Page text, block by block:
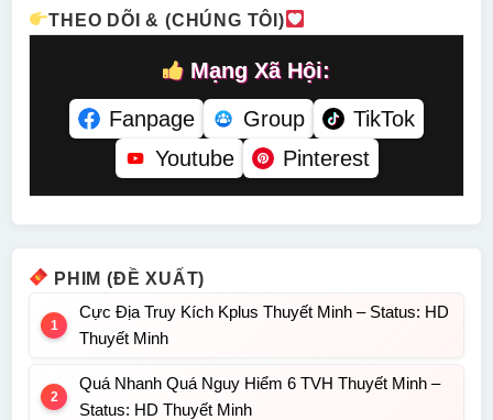
THEO DÕI & (CHÚNG TÔI)
Mạng Xã Hội:
Fanpage
Group
TikTok
Youtube
Pinterest
PHIM (ĐỀ XUẤT)
Cực Địa Truy Kích Kplus Thuyết Minh – Status: HD
Thuyết Minh
Quá Nhanh Quá Nguy Hiểm 6 TVH Thuyết Minh –
Status: HD Thuyết Minh